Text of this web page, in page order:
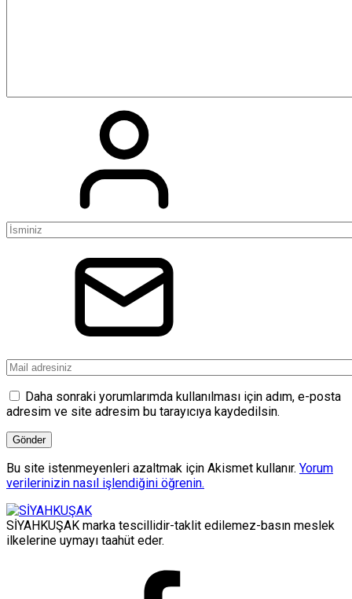
Daha sonraki yorumlarımda kullanılması için adım, e-posta
adresim ve site adresim bu tarayıcıya kaydedilsin.
Bu site istenmeyenleri azaltmak için Akismet kullanır. Yorum
verilerinizin nasıl işlendiğini öğrenin.
SİYAHKUŞAK marka tescillidir-taklit edilemez-basın meslek
ilkelerine uymayı taahüt eder.